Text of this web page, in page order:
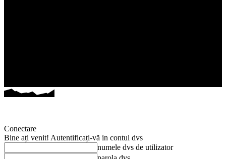
Conectare
Bine ați venit! Autentificați-vă in contul dvs
numele dvs de utilizator